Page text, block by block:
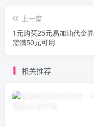
上一篇
1元购买25元易加油代金券
需满50元可用
相关推荐